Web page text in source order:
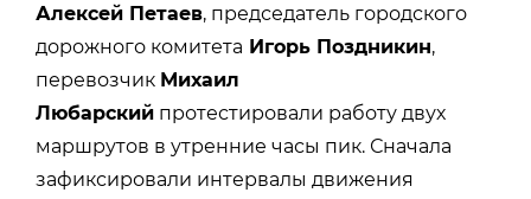
Алексей Петаев, председатель городского
дорожного комитета Игорь Поздникин,
перевозчик Михаил
Любарский протестировали работу двух
маршрутов в утренние часы пик. Сначала
зафиксировали интервалы движения